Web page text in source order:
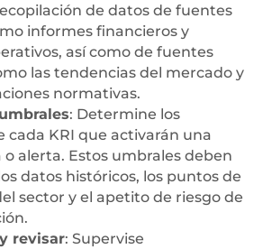
de datos de fuentes
informes financieros y
así como de fuentes
las tendencias del mercado y
normativas.
: Determine los
cada KRI que activarán una
alerta. Estos umbrales deben
datos históricos, los puntos de
sector y el apetito de riesgo de
revisar: Supervise